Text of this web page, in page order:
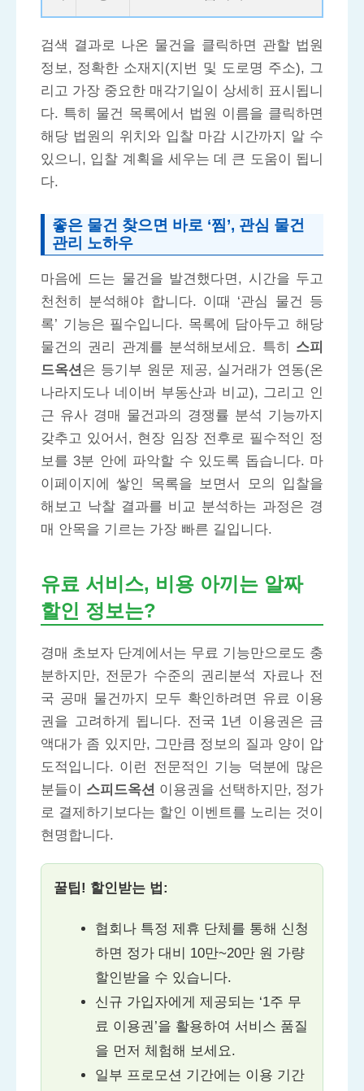
검색 결과로 나온 물건을 클릭하면 관할 법원
정보, 정확한 소재지(지번 및 도로명 주소), 그
리고 가장 중요한 매각기일이 상세히 표시됩니
다. 특히 물건 목록에서 법원 이름을 클릭하면
해당 법원의 위치와 입찰 마감 시간까지 알 수
있으니, 입찰 계획을 세우는 데 큰 도움이 됩니
다.
좋은 물건 찾으면 바로 ‘찜’, 관심 물건
관리 노하우
마음에 드는 물건을 발견했다면, 시간을 두고
천천히 분석해야 합니다. 이때 ‘관심 물건 등
록’ 기능은 필수입니다. 목록에 담아두고 해당
물건의 권리 관계를 분석해보세요. 특히 스피
드옥션은 등기부 원문 제공, 실거래가 연동(온
나라지도나 네이버 부동산과 비교), 그리고 인
근 유사 경매 물건과의 경쟁률 분석 기능까지
갖추고 있어서, 현장 임장 전후로 필수적인 정
보를 3분 안에 파악할 수 있도록 돕습니다. 마
이페이지에 쌓인 목록을 보면서 모의 입찰을
해보고 낙찰 결과를 비교 분석하는 과정은 경
매 안목을 기르는 가장 빠른 길입니다.
유료 서비스, 비용 아끼는 알짜
할인 정보는?
경매 초보자 단계에서는 무료 기능만으로도 충
분하지만, 전문가 수준의 권리분석 자료나 전
국 공매 물건까지 모두 확인하려면 유료 이용
권을 고려하게 됩니다. 전국 1년 이용권은 금
액대가 좀 있지만, 그만큼 정보의 질과 양이 압
도적입니다. 이런 전문적인 기능 덕분에 많은
분들이 스피드옥션 이용권을 선택하지만, 정가
로 결제하기보다는 할인 이벤트를 노리는 것이
현명합니다.
꿀팁! 할인받는 법:
협회나 특정 제휴 단체를 통해 신청
하면 정가 대비 10만~20만 원 가량
할인받을 수 있습니다.
신규 가입자에게 제공되는 ‘1주 무
료 이용권’을 활용하여 서비스 품질
을 먼저 체험해 보세요.
일부 프로모션 기간에는 이용 기간